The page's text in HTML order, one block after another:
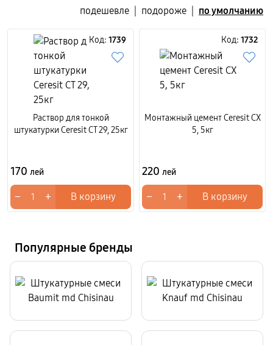
подешевле подороже по умолчанию
Код: 1739
Раствор для тонкой
штукатурки Ceresit CT 29, 25кг
170 лей
− + В корзину
Код: 1732
Монтажный цемент Ceresit CX
5, 5кг
220 лей
− + В корзину
Популярные бренды